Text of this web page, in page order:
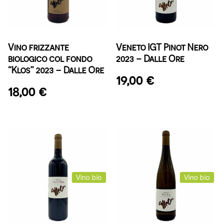
Vino frizzante
biologico col fondo
“Klos” 2023 – Dalle Ore
18,00 €
Veneto IGT Pinot Nero
2023 – Dalle Ore
19,00 €
Vino bio Vino bio